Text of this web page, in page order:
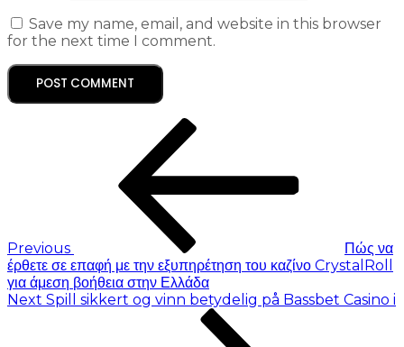
Save my name, email, and website in this browser
for the next time I comment.
Previous
Πώς να
έρθετε σε επαφή με την εξυπηρέτηση του καζίνο CrystalRoll
για άμεση βοήθεια στην Ελλάδα
Next Spill sikkert og vinn betydelig på Bassbet Casino i